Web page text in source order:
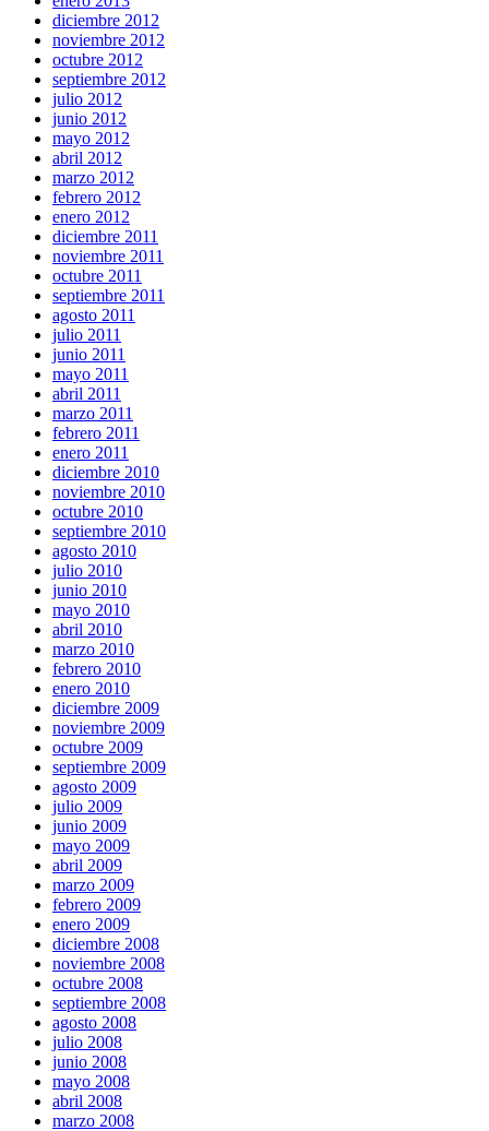
diciembre 2012
noviembre 2012
octubre 2012
septiembre 2012
julio 2012
junio 2012
mayo 2012
abril 2012
marzo 2012
febrero 2012
enero 2012
diciembre 2011
noviembre 2011
octubre 2011
septiembre 2011
agosto 2011
julio 2011
junio 2011
mayo 2011
abril 2011
marzo 2011
febrero 2011
enero 2011
diciembre 2010
noviembre 2010
octubre 2010
septiembre 2010
agosto 2010
julio 2010
junio 2010
mayo 2010
abril 2010
marzo 2010
febrero 2010
enero 2010
diciembre 2009
noviembre 2009
octubre 2009
septiembre 2009
agosto 2009
julio 2009
junio 2009
mayo 2009
abril 2009
marzo 2009
febrero 2009
enero 2009
diciembre 2008
noviembre 2008
octubre 2008
septiembre 2008
agosto 2008
julio 2008
junio 2008
mayo 2008
abril 2008
marzo 2008